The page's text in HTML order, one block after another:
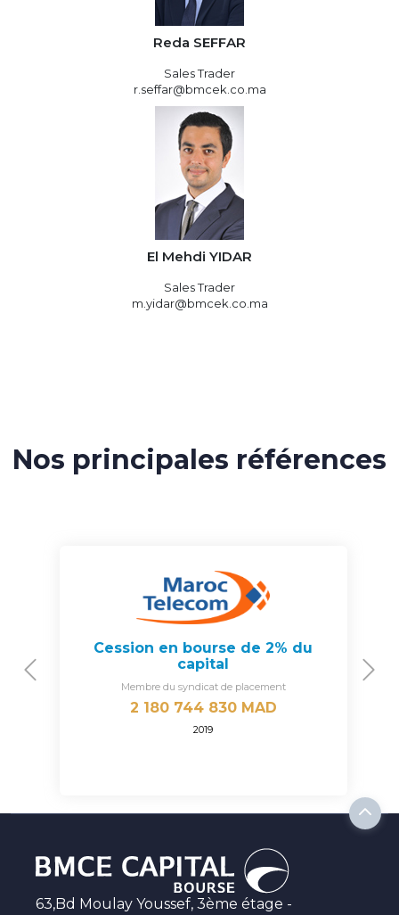
Reda SEFFAR
Sales Trader
r.seffar@bmcek.co.ma
El Mehdi YIDAR
Sales Trader
m.yidar@bmcek.co.ma
Nos principales références
Cession en bourse de 2% du
capital
Membre du syndicat de placement
2 180 744 830 MAD
2019
Previous
63,Bd Moulay Youssef, 3ème étage -